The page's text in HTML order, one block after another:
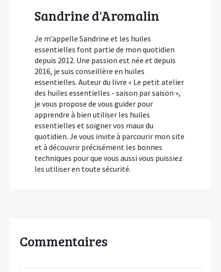
Sandrine d'Aromalin
Je m’appelle Sandrine et les huiles
essentielles font partie de mon quotidien
depuis 2012. Une passion est née et depuis
2016, je suis conseillère en huiles
essentielles. Auteur du livre « Le petit atelier
des huiles essentielles - saison par saison »,
je vous propose de vous guider pour
apprendre à bien utiliser les huiles
essentielles et soigner vos maux du
quotidien. Je vous invite à parcourir mon site
et à découvrir précisément les bonnes
techniques pour que vous aussi vous puissiez
les utiliser en toute sécurité.
Commentaires